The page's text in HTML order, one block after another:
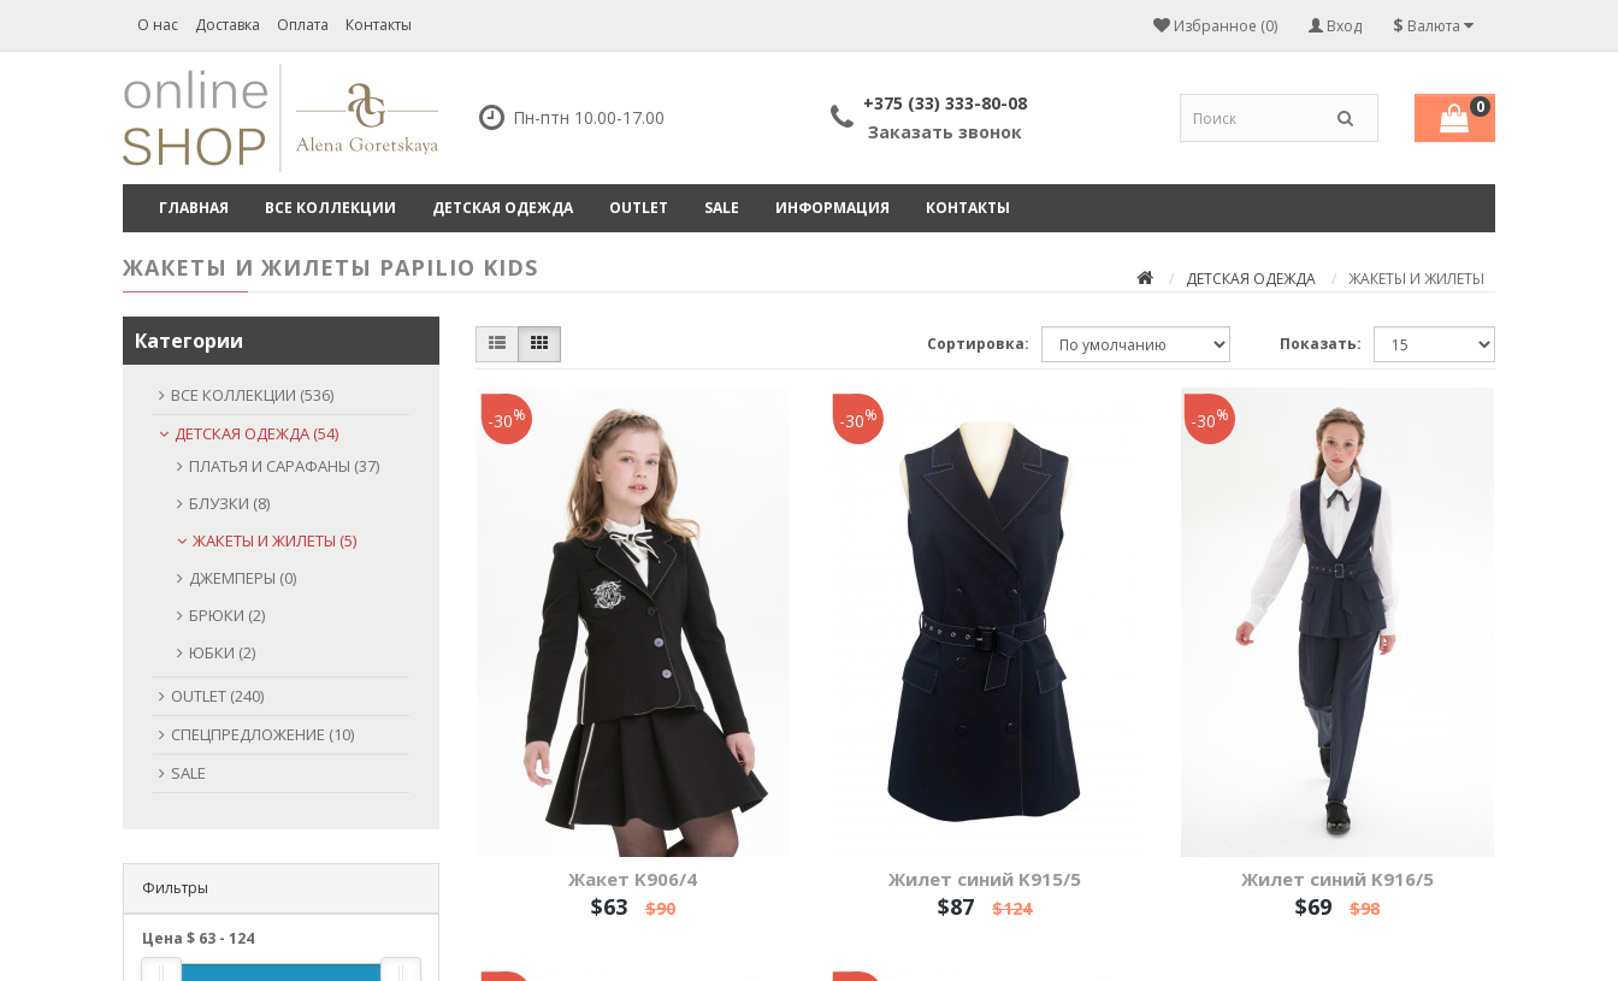
О нас Доставка Оплата Контакты $ Валюта
Вход
Избранное (0)
Пн-птн 10.00-17.00
+375 (33) 333-80-08
Заказать звонок
0
ГЛАВНАЯ ВСЕ КОЛЛЕКЦИИ ДЕТСКАЯ ОДЕЖДА OUTLET SALE ИНФОРМАЦИЯ КОНТАКТЫ
ДЕТСКАЯ ОДЕЖДА ЖАКЕТЫ И ЖИЛЕТЫ
ЖАКЕТЫ И ЖИЛЕТЫ PAPILIO KIDS
Категории
ВСЕ КОЛЛЕКЦИИ (536)
ДЕТСКАЯ ОДЕЖДА (54)
ПЛАТЬЯ И САРАФАНЫ (37)
БЛУЗКИ (8)
ЖАКЕТЫ И ЖИЛЕТЫ (5)
ДЖЕМПЕРЫ (0)
БРЮКИ (2)
ЮБКИ (2)
OUTLET (240)
СПЕЦПРЕДЛОЖЕНИЕ (10)
SALE
Фильтры
Цена $ 63 - 124
Сортировка: Показать:
Жакет K906/4
$63 $90
-30%
Жилет синий K915/5
$87 $124
-30%
Жилет синий K916/5
$69 $98
-30%